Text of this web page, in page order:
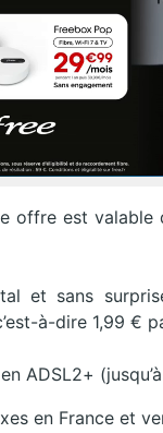
offre est valable
et sans
à-dire 1,99 €
ADSL2+
en France et